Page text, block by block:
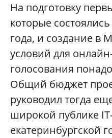
На подготовку
которые
года, и создание в
условий для
голосования
Общий бюджет
руководил тогда
широкой публике
екатеринбургской